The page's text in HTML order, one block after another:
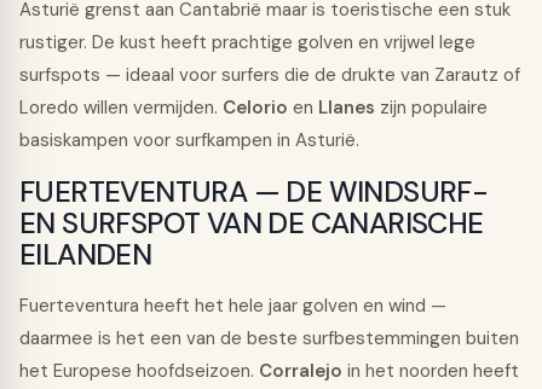
Asturië grenst aan Cantabrië maar is toeristische een stuk
rustiger. De kust heeft prachtige golven en vrijwel lege
surfspots — ideaal voor surfers die de drukte van Zarautz of
Loredo willen vermijden. Celorio en Llanes zijn populaire
basiskampen voor surfkampen in Asturië.
FUERTEVENTURA — DE WINDSURF-
EN SURFSPOT VAN DE CANARISCHE
EILANDEN
Fuerteventura heeft het hele jaar golven en wind —
daarmee is het een van de beste surfbestemmingen buiten
het Europese hoofdseizoen. Corralejo in het noorden heeft